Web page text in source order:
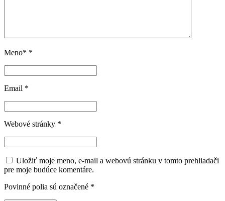
Meno* *
Email *
Webové stránky *
Uložiť moje meno, e-mail a webovú stránku v tomto prehliadači
pre moje budúce komentáre.
Povinné polia sú označené *